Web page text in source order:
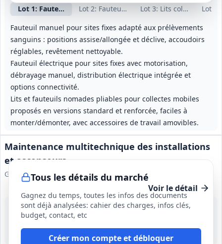
Lot 1: Fauteuils manuels sites fixes
Lot 2: Fauteuils électriques sites fixes
Lot 3: Lits collectesLot
Fauteuil manuel pour sites fixes adapté aux prélèvements
sanguins : positions assise/allongée et déclive, accoudoirs
réglables, revêtement nettoyable.
Fauteuil électrique pour sites fixes avec motorisation,
débrayage manuel, distribution électrique intégrée et
options connectivité.
Lits et fauteuils nomades pliables pour collectes mobiles
proposés en versions standard et renforcée, faciles à
monter/démonter, avec accessoires de travail amovibles.
Tous les détails du marché
Gagnez du temps, toutes les infos des documents
sont déjà analysées: cahier des charges, infos clés,
budget, contact, etc
Créer mon compte et débloquer
Maintenance multitechnique des installations
et ascenseurs
GIE AG2R
Voir le détail
24 août 2026
Multiples